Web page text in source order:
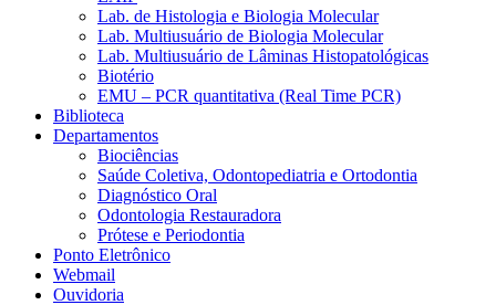
Lab. de Histologia e Biologia Molecular
Lab. Multiusuário de Biologia Molecular
Lab. Multiusuário de Lâminas Histopatológicas
Biotério
EMU – PCR quantitativa (Real Time PCR)
Biblioteca
Departamentos
Biociências
Saúde Coletiva, Odontopediatria e Ortodontia
Diagnóstico Oral
Odontologia Restauradora
Prótese e Periodontia
Ponto Eletrônico
Webmail
Ouvidoria